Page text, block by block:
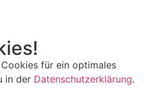
für ein optimales
in der Datenschutzerklärung.